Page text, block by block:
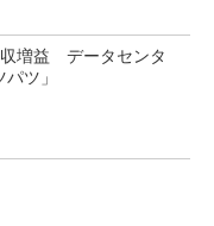
増益 データセンタ
ツ」